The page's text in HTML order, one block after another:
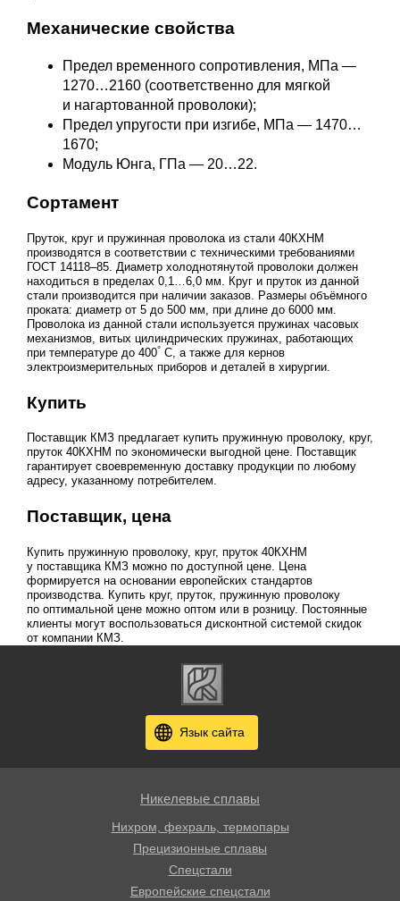
Механические свойства
Предел временного сопротивления, МПа —
1270…2160 (соответственно для мягкой
и нагартованной проволоки);
Предел упругости при изгибе, МПа — 1470…
1670;
Модуль Юнга, ГПа — 20…22.
Сортамент
Пруток, круг и пружинная проволока из стали 40КХНМ
производятся в соответствии с техническими требованиями
ГОСТ 14118–85. Диаметр холоднотянутой проволоки должен
находиться в пределах 0,1…6,0 мм. Круг и пруток из данной
стали производится при наличии заказов. Размеры объёмного
проката: диаметр от 5 до 500 мм, при длине до 6000 мм.
Проволока из данной стали используется пружинах часовых
механизмов, витых цилиндрических пружинах, работающих
при температуре до 400° С, а также для кернов
электроизмерительных приборов и деталей в хирургии.
Купить
Поставщик КМЗ предлагает купить пружинную проволоку, круг,
пруток 40КХНМ по экономически выгодной цене. Поставщик
гарантирует своевременную доставку продукции по любому
адресу, указанному потребителем.
Поставщик, цена
Купить пружинную проволоку, круг, пруток 40КХНМ
у поставщика КМЗ можно по доступной цене. Цена
формируется на основании европейских стандартов
производства. Купить круг, пруток, пружинную проволоку
по оптимальной цене можно оптом или в розницу. Постоянные
клиенты могут воспользоваться дисконтной системой скидок
от компании КМЗ.
Язык сайта
Никелевые сплавы
Нихром, фехраль, термопары
Прецизионные сплавы
Спецстали
Европейские спецстали